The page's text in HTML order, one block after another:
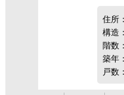
住所
構造
階数
築年
戸数